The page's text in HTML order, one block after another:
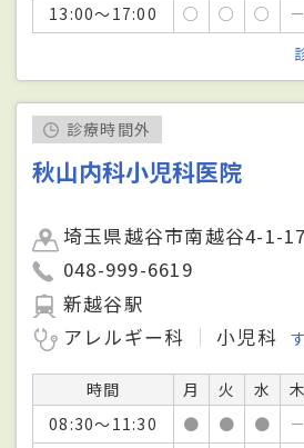
13:00～17:00
○ ○ ○ －
診療時間外
秋山内科小児科医院
埼玉県越谷市南越谷4-1-17
048-999-6619
新越谷駅
アレルギー科
小児科
時間 月 火 水 木
08:30～11:30
● ● ● －